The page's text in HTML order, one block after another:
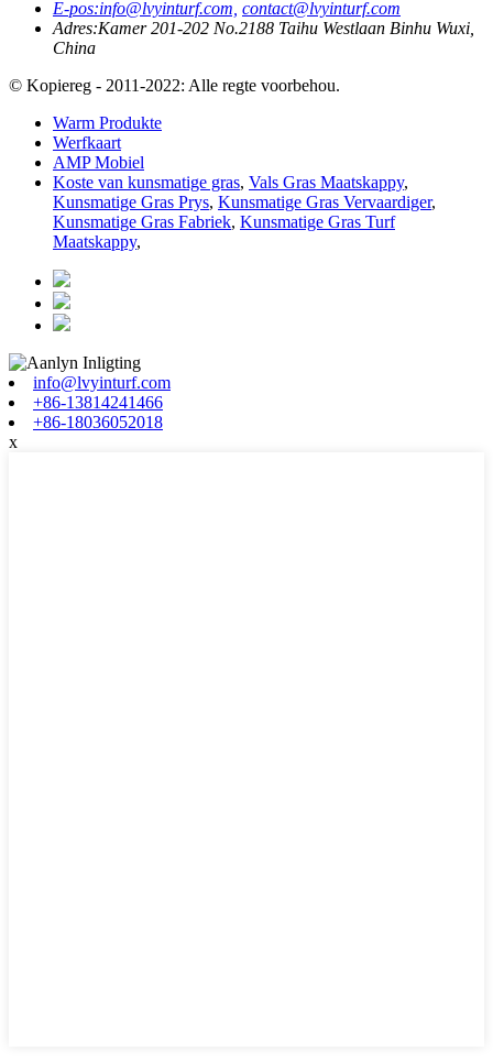
E-pos:info@lvyinturf.com, contact@lvyinturf.com
Adres:Kamer 201-202 No.2188 Taihu Westlaan Binhu Wuxi,
China
© Kopiereg - 2011-2022: Alle regte voorbehou.
Warm Produkte
Werfkaart
AMP Mobiel
Koste van kunsmatige gras, Vals Gras Maatskappy,
Kunsmatige Gras Prys, Kunsmatige Gras Vervaardiger,
Kunsmatige Gras Fabriek, Kunsmatige Gras Turf
Maatskappy,
info@lvyinturf.com
+86-13814241466
+86-18036052018
x